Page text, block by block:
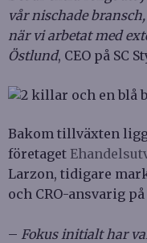
vår nischade
när vi arbetat med
Östlund, CEO på SC
Bakom tillväxten
företaget
Larzon, tidigare
och CRO-ansvarig
– Fokus initialt har